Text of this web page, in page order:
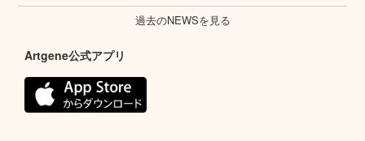
過去のNEWSを見る
Artgene公式アプリ